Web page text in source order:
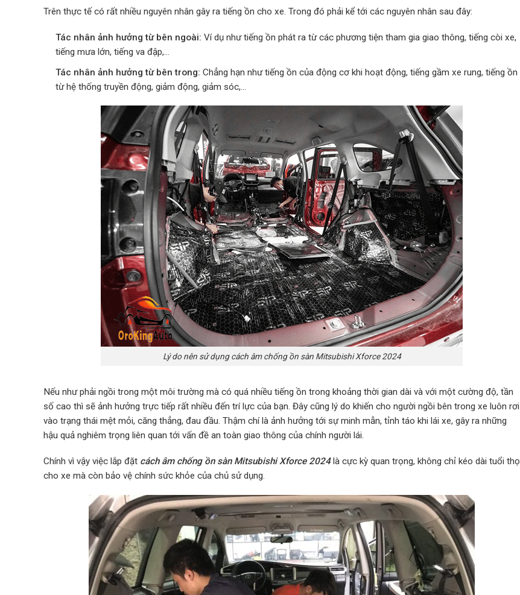
Trên thực tế có rất nhiều nguyên nhân gây ra tiếng ồn cho xe. Trong đó phải kể tới các nguyên nhân sau đây:
Tác nhân ảnh hưởng từ bên ngoài: Ví dụ như tiếng ồn phát ra từ các phương tiện tham gia giao thông, tiếng còi xe,
tiếng mưa lớn, tiếng va đập,…
Tác nhân ảnh hưởng từ bên trong: Chẳng hạn như tiếng ồn của động cơ khi hoạt động, tiếng gầm xe rung, tiếng ồn
từ hệ thống truyền động, giảm động, giảm sóc,…
Lý do nên sử dụng cách âm chống ồn sàn Mitsubishi Xforce 2024
Nếu như phải ngồi trong một môi trường mà có quá nhiều tiếng ồn trong khoảng thời gian dài và với một cường độ, tần
số cao thì sẽ ảnh hưởng trực tiếp rất nhiều đến trí lực của bạn. Đây cũng lý do khiến cho người ngồi bên trong xe luôn rơi
vào trạng thái mệt mỏi, căng thẳng, đau đầu. Thậm chí là ảnh hưởng tới sự minh mẫn, tỉnh táo khi lái xe, gây ra những
hậu quả nghiêm trọng liên quan tới vấn đề an toàn giao thông của chính người lái.
Chính vì vậy việc lắp đặt cách âm chống ồn sàn Mitsubishi Xforce 2024 là cực kỳ quan trọng, không chỉ kéo dài tuổi thọ
cho xe mà còn bảo vệ chính sức khỏe của chủ sử dụng.